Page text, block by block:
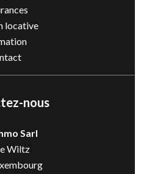
locative
nous
Sarl
Wiltz